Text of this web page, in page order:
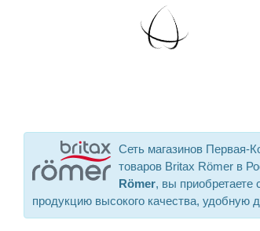
Сеть магазинов Первая-
товаров Britax Römer в
Römer, вы приобретаете
продукцию высокого качества, удобную